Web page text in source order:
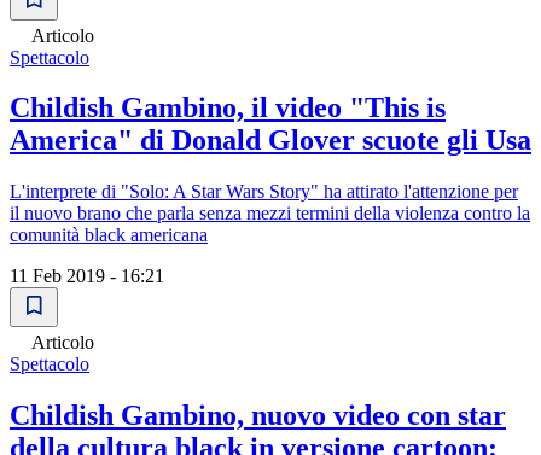
Articolo
Spettacolo
Childish Gambino, il video "This is
America" di Donald Glover scuote gli Usa
L'interprete di "Solo: A Star Wars Story" ha attirato l'attenzione per
il nuovo brano che parla senza mezzi termini della violenza contro la
comunità black americana
11 Feb 2019 - 16:21
Articolo
Spettacolo
Childish Gambino, nuovo video con star
della cultura black in versione cartoon: